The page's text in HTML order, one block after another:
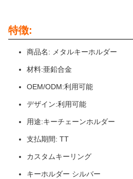
特徴:
商品名: メタルキーホルダー
材料:亜鉛合金
OEM/ODM:利用可能
デザイン:利用可能
用途:キーチェーンホルダー
支払期間: TT
カスタムキーリング
キーホルダー シルバー